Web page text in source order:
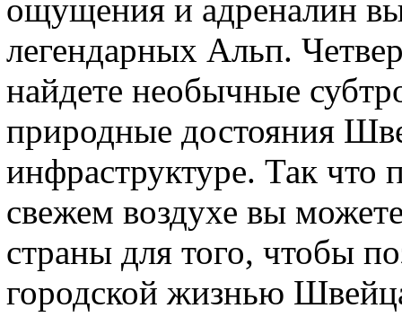
ощущения и адреналин
легендарных Альп.
найдете необычные
природные достояния
инфраструктуре. Так
свежем воздухе вы
страны для того, чтобы
городской жизнью